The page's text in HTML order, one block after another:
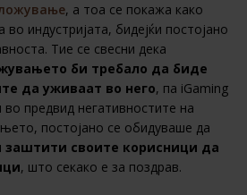
, а тоа се покажа како
индустријата, бидејќи постојано
Тие се свесни дека
би требало да биде
да уживаат во него, па iGaming
во предвид негативностите на
постојано се обидуваше да
заштити своите корисници да
, што секако е за поздрав.